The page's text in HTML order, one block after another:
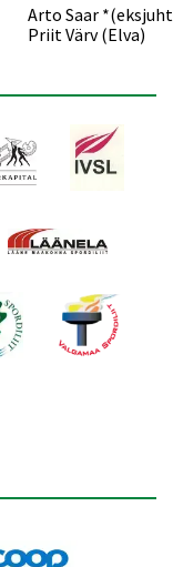
Arto Saar
Priit Värv (Elva)